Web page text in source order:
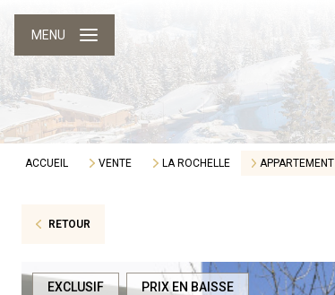
MENU
ACCUEIL VENTE LA ROCHELLE APPARTEMENT
RETOUR
EXCLUSIF PRIX EN BAISSE